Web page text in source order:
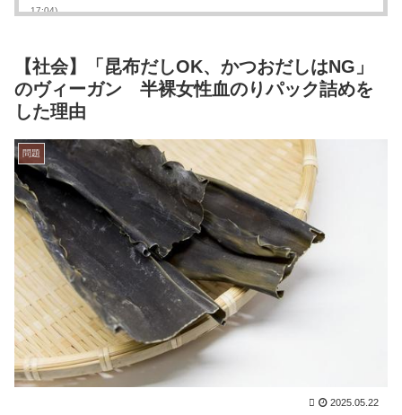
17:04)
ナ！ NEW! (8/6 17:01)
外人の医療費未払いが多すぎたので病院が外人の治療
を断るようになってしまう / NEWまとめサイトアンテ
ナ！ NEW!
【悲報】精神科医「女の子が泣くのは、ムカつきすぎ
てどうしていいのか分からなくなるから」 / NEWまとめ
サイトアンテナ！ NEW! (8/6 17:00)
【悲報】高市早苗に逆らった財務官僚、異例の左遷ｗ
ｗｗｗｗｗｗｗ / NEWまとめサイトアンテナ！
(8/6 17:00)
学生時代どのグループにも属さなかった人 / NEWまと
めサイトアンテナ！ NEW! (8/6 16:57)
【画像】ワイのS&P500、逝くｗ / VIP・ネタ・オール
ジャンル – New World Antenna NEW! (8/6 16:27)
【阪神】暗黒期を知らない新世代の若虎ファン！黄金
期しか知らない現代のファン事情と驚きのリアル / 2ch
まとめアンテナ！ (8/6 11:47)
後藤真希(15)に告白されたらどうする？画像 / 2chまと
めアンテナ！ (8/6 11:47)
【プロ野球】強すぎるソフトバンクの一人勝ち？パリ
【社会】「昆布だしOK、かつおだしはNG」
のヴィーガン 半裸女性血のりパック詰めを
した理由
問題
2025.05.22